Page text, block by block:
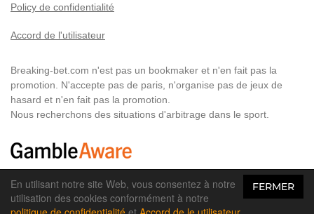
Policy de confidentialité
Accord de l'utilisateur
Breaking-bet.com n'est pas un bookmaker et n'en fait pas la
promotion. N'accepte pas de paris, n'organise pas de jeux de
hasard et n'en fait pas la promotion.
Nous recherchons des situations d'arbitrage dans le sport.
Tous les droits sont réservés. 18+ FERMER
En utilisant notre site Web, vous consentez à notre
utilisation des cookies conformément à notre